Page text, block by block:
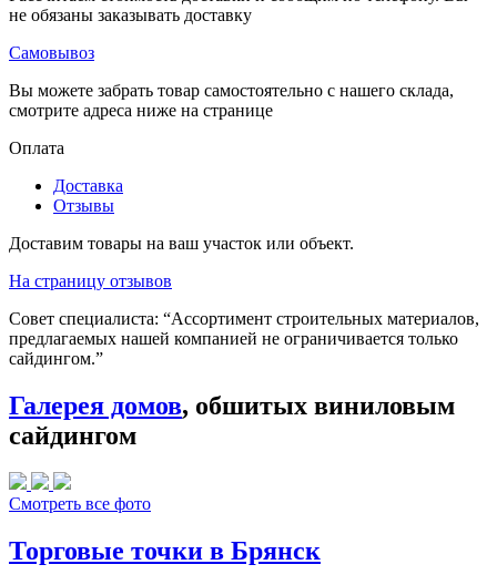
не обязаны заказывать доставку
Самовывоз
Вы можете забрать товар самостоятельно с нашего склада,
смотрите адреса ниже на странице
Оплата
Доставка
Отзывы
Доставим товары на ваш участок или объект.
На страницу отзывов
Совет специалиста: “Ассортимент строительных материалов,
предлагаемых нашей компанией не ограничивается только
сайдингом.”
Галерея домов, обшитых виниловым
сайдингом
Смотреть все фото
Торговые точки в Брянск